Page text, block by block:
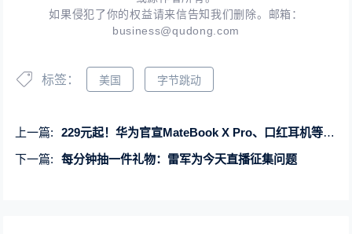
如果侵犯了你的权益请来信告知我们删除。邮箱：
business@qudong.com
标签： 美国 字节跳动
上一篇:
229元起！华为官宣MateBook X Pro、口红耳机等新品开售
下一篇:
每分钟抽一件礼物：雷军为今天直播征集问题